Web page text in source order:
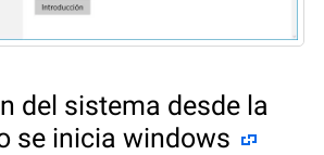
del sistema desde la
se inicia windows